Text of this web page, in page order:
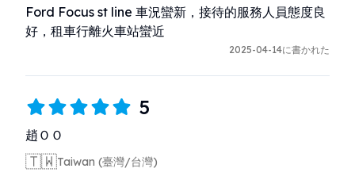
Ford Focus st line 車況蠻新，接待的服務人員態度良
好，租車行離火車站蠻近
2025-04-14に書かれた
5
趙ＯＯ
🇹🇼Taiwan (臺灣/台灣)